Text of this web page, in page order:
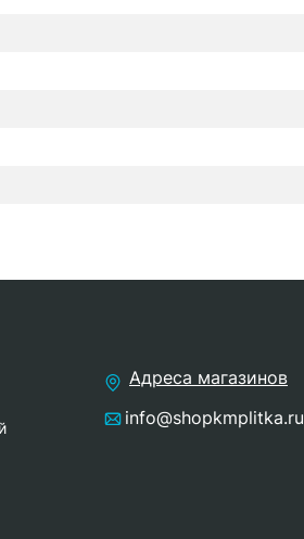
Адреса магазинов
info@shopkmplitka.ru